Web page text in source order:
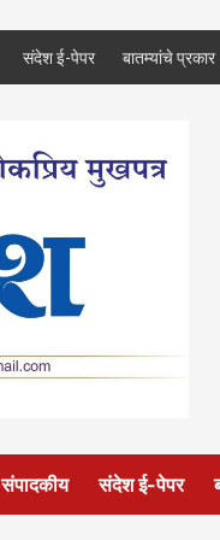
संदेश ई-पेपर बातम्यांचे प्रकार
संपादकीय संदेश ई-पेपर